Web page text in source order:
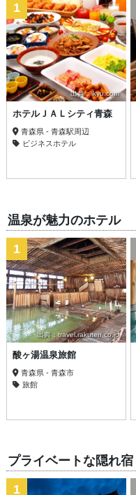
出典：ikyu.com
1
ホテルＪＡＬシティ青森
青森県 - 青森駅周辺
ビジネスホテル
温泉が魅力のホテル
出典：travel.rakuten.co.jp
1
酸ヶ湯温泉旅館
青森県 - 青森市
旅館
プライベートな隠れ宿
1